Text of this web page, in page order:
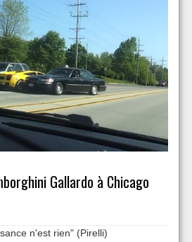
Gallardo à Chicago
n'est rien" (Pirelli)